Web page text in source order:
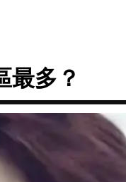
最多？